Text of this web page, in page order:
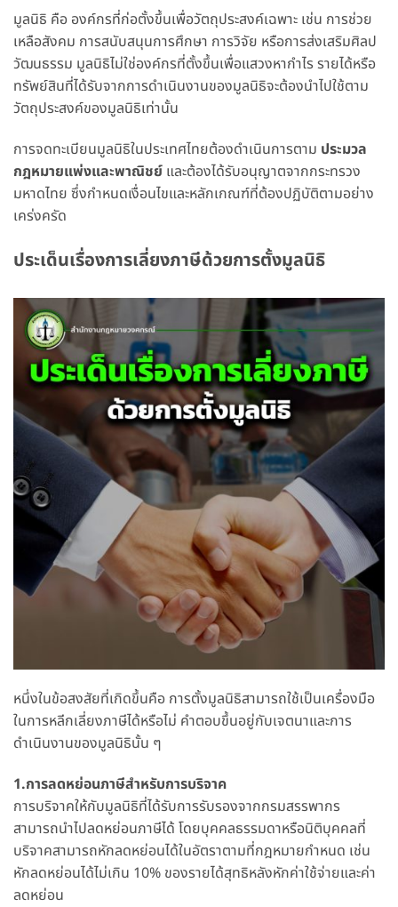
มูลนิธิ คือ องค์กรที่ก่อตั้งขึ้นเพื่อวัตถุประสงค์เฉพาะ เช่น การช่วย
เหลือสังคม การสนับสนุนการศึกษา การวิจัย หรือการส่งเสริมศิลป
วัฒนธรรม มูลนิธิไม่ใช่องค์กรที่ตั้งขึ้นเพื่อแสวงหากำไร รายได้หรือ
ทรัพย์สินที่ได้รับจากการดำเนินงานของมูลนิธิจะต้องนำไปใช้ตาม
วัตถุประสงค์ของมูลนิธิเท่านั้น
การจดทะเบียนมูลนิธิในประเทศไทยต้องดำเนินการตาม ประมวล
กฎหมายแพ่งและพาณิชย์ และต้องได้รับอนุญาตจากกระทรวง
มหาดไทย ซึ่งกำหนดเงื่อนไขและหลักเกณฑ์ที่ต้องปฏิบัติตามอย่าง
เคร่งครัด
ประเด็นเรื่องการเลี่ยงภาษีด้วยการตั้งมูลนิธิ
หนึ่งในข้อสงสัยที่เกิดขึ้นคือ การตั้งมูลนิธิสามารถใช้เป็นเครื่องมือ
ในการหลีกเลี่ยงภาษีได้หรือไม่ คำตอบขึ้นอยู่กับเจตนาและการ
ดำเนินงานของมูลนิธินั้น ๆ
1.การลดหย่อนภาษีสำหรับการบริจาค
การบริจาคให้กับมูลนิธิที่ได้รับการรับรองจากกรมสรรพากร
สามารถนำไปลดหย่อนภาษีได้ โดยบุคคลธรรมดาหรือนิติบุคคลที่
บริจาคสามารถหักลดหย่อนได้ในอัตราตามที่กฎหมายกำหนด เช่น
หักลดหย่อนได้ไม่เกิน 10% ของรายได้สุทธิหลังหักค่าใช้จ่ายและค่า
ลดหย่อน